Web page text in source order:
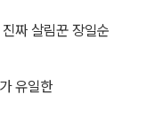
짜 살림꾼 장일순
유일한